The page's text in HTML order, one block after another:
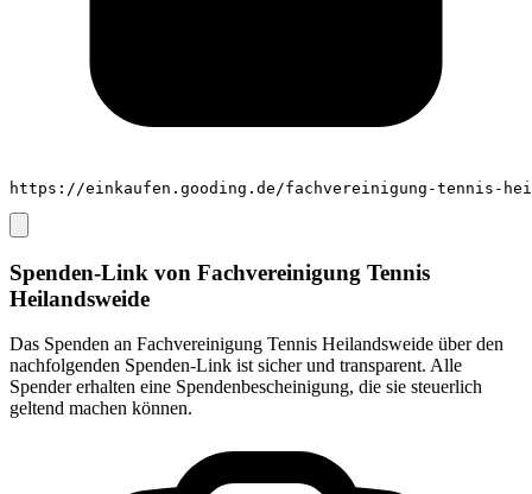
https://einkaufen.gooding.de/fachvereinigung-tennis-
Spenden-Link von Fachvereinigung Tennis
Heilandsweide
Das Spenden an Fachvereinigung Tennis Heilandsweide über den
nachfolgenden Spenden-Link ist sicher und transparent. Alle
Spender erhalten eine Spendenbescheinigung, die sie steuerlich
geltend machen können.